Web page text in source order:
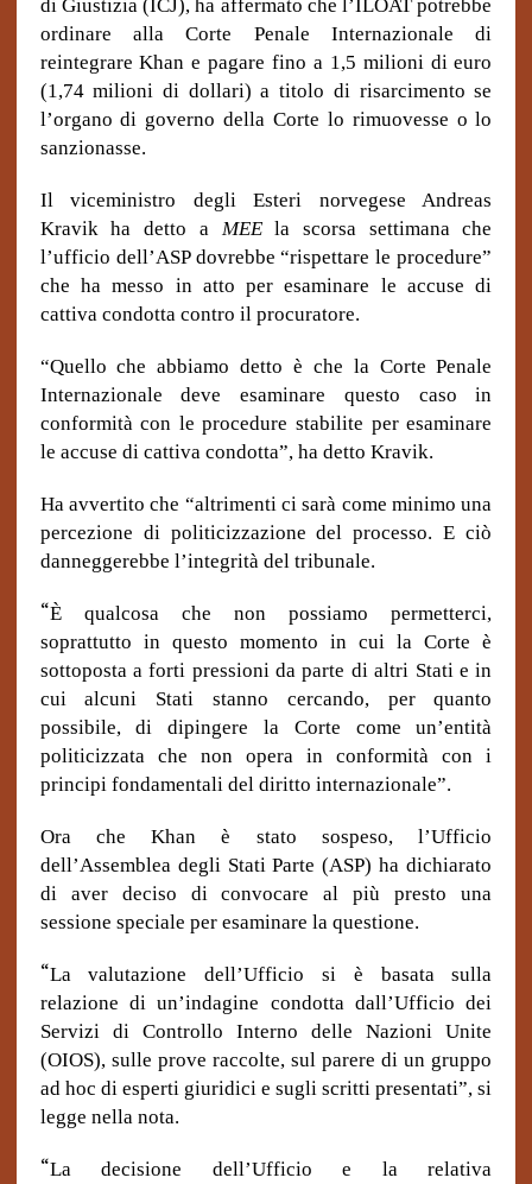
di Giustizia (ICJ), ha affermato che l’ILOAT potrebbe
ordinare alla Corte Penale Internazionale di
reintegrare Khan e pagare fino a 1,5 milioni di euro
(1,74 milioni di dollari) a titolo di risarcimento se
l’organo di governo della Corte lo rimuovesse o lo
sanzionasse.
Il viceministro degli Esteri norvegese Andreas
Kravik ha detto a MEEla scorsa settimana che
l’ufficio dell’ASP dovrebbe “rispettare le procedure”
che ha messo in atto per esaminare le accuse di
cattiva condotta contro il procuratore.
“Quello che abbiamo detto è che la Corte Penale
Internazionale deve esaminare questo caso in
conformità con le procedure stabilite per esaminare
le accuse di cattiva condotta”, ha detto Kravik.
Ha avvertito che “altrimenti ci sarà come minimo una
percezione di politicizzazione del processo. E ciò
danneggerebbe l’integrità del tribunale.
“È qualcosa che non possiamo permetterci,
soprattutto in questo momento in cui la Corte è
sottoposta a forti pressioni da parte di altri Stati e in
cui alcuni Stati stanno cercando, per quanto
possibile, di dipingere la Corte come un’entità
politicizzata che non opera in conformità con i
principi fondamentali del diritto internazionale”.
Ora che Khan è stato sospeso, l’Ufficio
dell’Assemblea degli Stati Parte (ASP) ha dichiarato
di aver deciso di convocare al più presto una
sessione speciale per esaminare la questione.
“La valutazione dell’Ufficio si è basata sulla
relazione di un’indagine condotta dall’Ufficio dei
Servizi di Controllo Interno delle Nazioni Unite
(OIOS), sulle prove raccolte, sul parere di un gruppo
ad hoc di esperti giuridici e sugli scritti presentati”, si
legge nella nota.
“La decisione dell’Ufficio e la relativa